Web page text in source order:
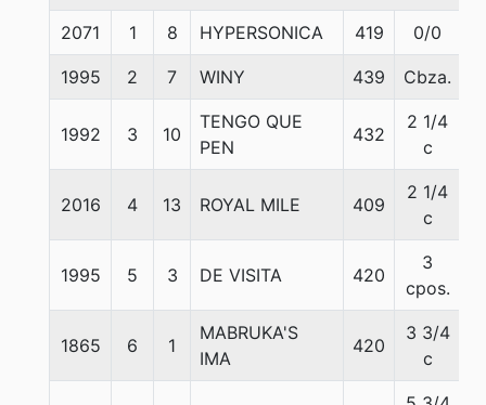
2071 1 8 HYPERSONICA 419 0/0
1995 2 7 WINY 439 Cbza.
1992 3 10
TENGO QUE
PEN
432
2 1/4
c
2016 4 13 ROYAL MILE 409
2 1/4
c
1995 5 3 DE VISITA 420
3
cpos.
1865 6 1
MABRUKA'S
IMA
420
3 3/4
c